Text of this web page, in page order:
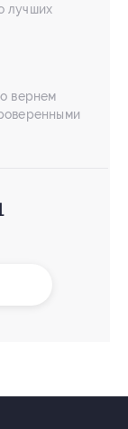
лучших
вернем